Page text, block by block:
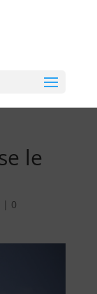
le
| 0